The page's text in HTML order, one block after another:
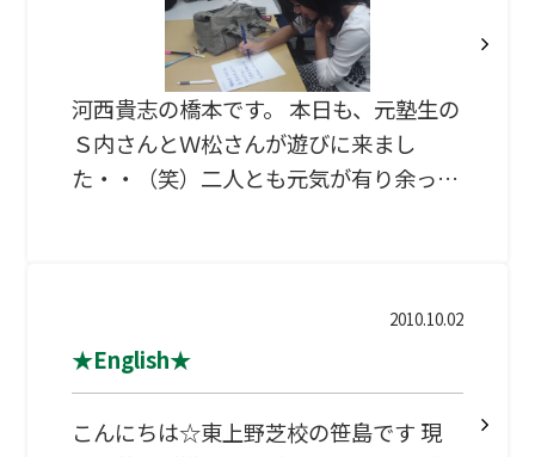
象なので、ぜひ参加してみてください 来
週からテスト一週間前に突入！みんな自
習に来るので、怒涛の一週間になりそう
だ。
河西貴志の橋本です。 本日も、元塾生の
Ｓ内さんとＷ松さんが遊びに来まし
た・・（笑）二人とも元気が有り余って
頑張ってること、学校のこと、プライベ
ートなこといろいろ（一方的に・・・）
話をしてくれました 自分自身の人生を振
り返った時に、学校とか家族とか様々な
2010.10.02
★English★
こんにちは☆東上野芝校の笹島です 現